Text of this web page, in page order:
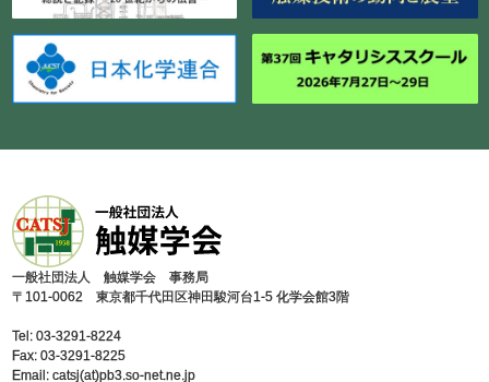
⼀般社団法⼈ 触媒学会 事務局
〒101-0062 東京都千代⽥区神⽥駿河台1-5 化学会館3階
Tel: 03-3291-8224
Fax: 03-3291-8225
Email: catsj(at)pb3.so-net.ne.jp